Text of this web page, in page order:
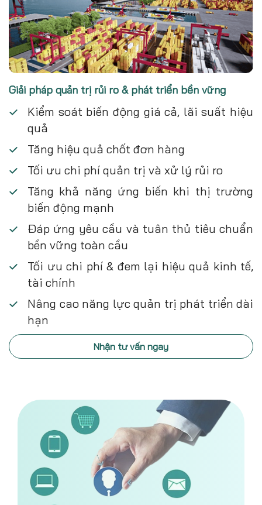
Giải pháp quản trị rủi ro & phát triển bền vững
Kiểm soát biến động giá cả, lãi suất hiệu
quả
Tăng hiệu quả chốt đơn hàng
Tối ưu chi phí quản trị và xử lý rủi ro
Tăng khả năng ứng biến khi thị trường
biến động mạnh
Đáp ứng yêu cầu và tuân thủ tiêu chuẩn
bền vững toàn cầu
Tối ưu chi phí & đem lại hiệu quả kinh tế,
tài chính
Nâng cao năng lực quản trị phát triển dài
hạn
Nhận tư vấn ngay